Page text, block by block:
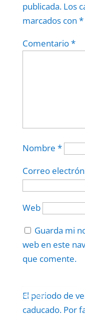
publicada. Los
marcados con *
Comentario*
Nombre *
Correo
Web
Guarda mi
web en este
que comente.
El periodo de
caducado. Por
Politica–Términos.